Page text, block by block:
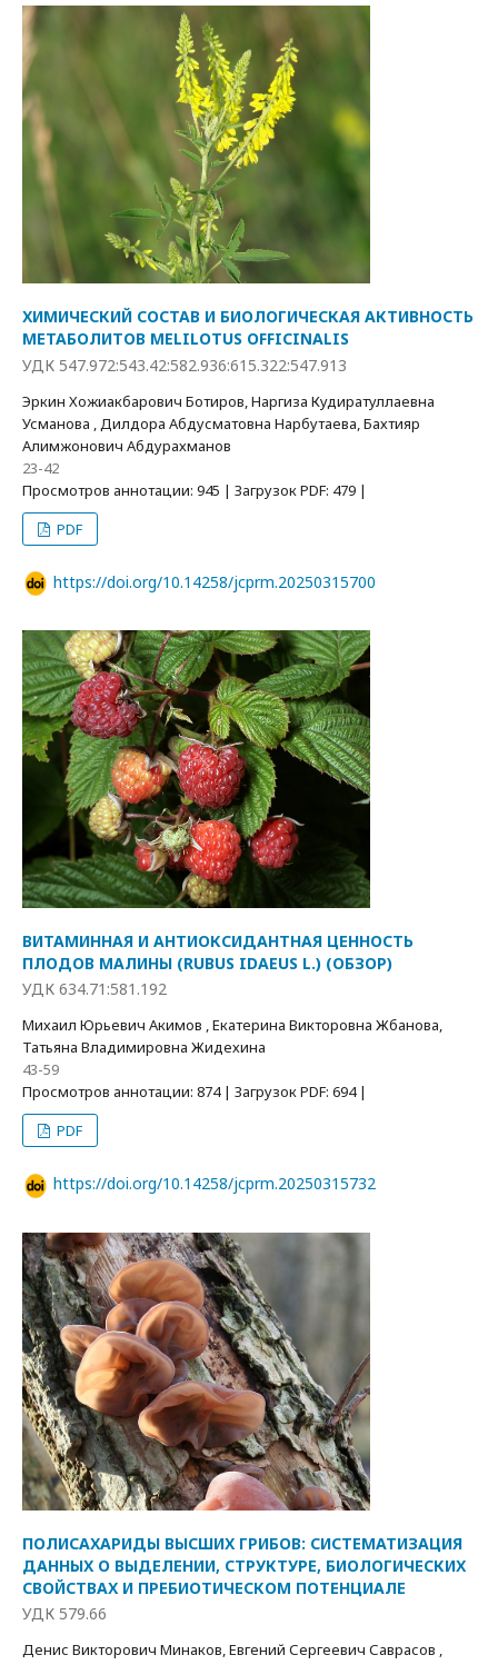
ХИМИЧЕСКИЙ СОСТАВ И БИОЛОГИЧЕСКАЯ АКТИВНОСТЬ
МЕТАБОЛИТОВ MELILOTUS OFFICINALIS
УДК 547.972:543.42:582.936:615.322:547.913
Эркин Хожиакбарович Ботиров, Наргиза Кудиратуллаевна
Усманова , Дилдора Абдусматовна Нарбутаева, Бахтияр
Алимжонович Абдурахманов
23-42
Просмотров аннотации: 945 | Загрузок PDF: 479 |
PDF
https://doi.org/10.14258/jcprm.20250315700
ВИТАМИННАЯ И АНТИОКСИДАНТНАЯ ЦЕННОСТЬ
ПЛОДОВ МАЛИНЫ (RUBUS IDAEUS L.) (ОБЗОР)
УДК 634.71:581.192
Михаил Юрьевич Акимов , Екатерина Викторовна Жбанова,
Татьяна Владимировна Жидехина
43-59
Просмотров аннотации: 874 | Загрузок PDF: 694 |
PDF
https://doi.org/10.14258/jcprm.20250315732
ПОЛИСАХАРИДЫ ВЫСШИХ ГРИБОВ: СИСТЕМАТИЗАЦИЯ
ДАННЫХ О ВЫДЕЛЕНИИ, СТРУКТУРЕ, БИОЛОГИЧЕСКИХ
СВОЙСТВАХ И ПРЕБИОТИЧЕСКОМ ПОТЕНЦИАЛЕ
УДК 579.66
Денис Викторович Минаков, Евгений Сергеевич Саврасов ,